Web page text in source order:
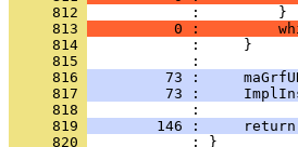
     812
     813
0 :
     814
     815
     816
73 :
     817
73 :
     818
     819
146 :
     820